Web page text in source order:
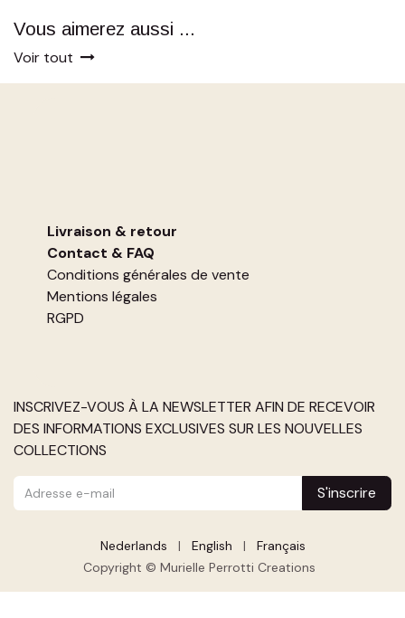
Vous aimerez aussi ...
Voir tout
Livraison & retour
Contact & FAQ
Conditions générales de vente
Mentions légales
RGPD
INSCRIVEZ-VOUS À LA NEWSLETTER AFIN DE RECEVOIR
DES INFORMATIONS EXCLUSIVES SUR LES NOUVELLES
COLLECTIONS
S'inscrire
Copyright © Murielle Perrotti Creations
Nederlands | English | Français